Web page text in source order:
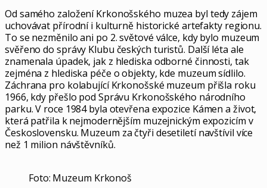
Od samého založení Krkonošského muzea byl tedy zájem
uchovávat přírodní i kulturně historické artefakty regionu.
To se nezměnilo ani po 2. světové válce, kdy bylo muzeum
svěřeno do správy Klubu českých turistů. Další léta ale
znamenala úpadek, jak z hlediska odborné činnosti, tak
zejména z hlediska péče o objekty, kde muzeum sídlilo.
Záchrana pro kolabující Krkonošské muzeum přišla roku
1966, kdy přešlo pod Správu Krkonošského národního
parku. V roce 1984 byla otevřena expozice Kámen a život,
která patřila k nejmodernějším muzejnickým expozicím v
Československu. Muzeum za čtyři desetiletí navštívil více
než 1 milion návštěvníků.
Foto: Muzeum Krkonoš